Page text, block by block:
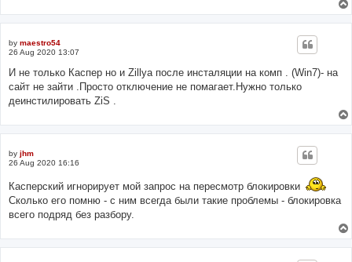
by maestro54
26 Aug 2020 13:07
И не только Каспер но и Zillya после инсталяции на комп . (Win7)- на
сайт не зайти .Просто отключение не помагает.Нужно только
деинстилировать ZiS .
by jhm
26 Aug 2020 16:16
Касперский игнорирует мой запрос на пересмотр блокировки
Сколько его помню - с ним всегда были такие проблемы - блокировка
всего подряд без разбору.